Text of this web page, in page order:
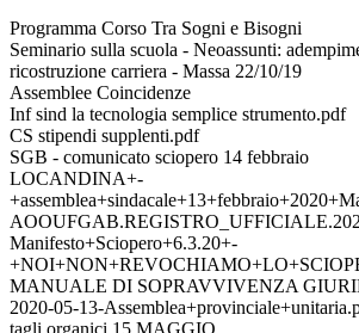
Programma Corso Tra Sogni e Bisogni
Seminario sulla scuola - Neoassunti:
ricostruzione carriera - Massa 22/10/19
Assemblee Coincidenze
Inf sind la tecnologia semplice strumento.pdf
CS stipendi supplenti.pdf
SGB - comunicato sciopero 14 febbraio
LOCANDINA+-
Manifesto+Sciopero+6.3.20+-
MANUALE DI SOPRAVVIVENZA
2020-05-13-